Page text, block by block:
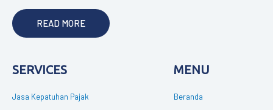
READ MORE
SERVICES
Jasa Kepatuhan Pajak
MENU
Beranda